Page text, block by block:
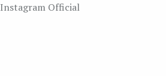
Instagram Official